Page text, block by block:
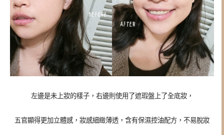
左邊是未上妝的樣子，右邊則使用了遮瑕盤上了全底妝，
五官顯得更加立體感，妝感細緻薄透，含有保濕控油配方，不易脫妝